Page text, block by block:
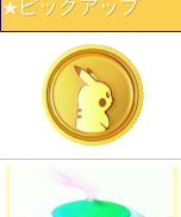
ピックアップ